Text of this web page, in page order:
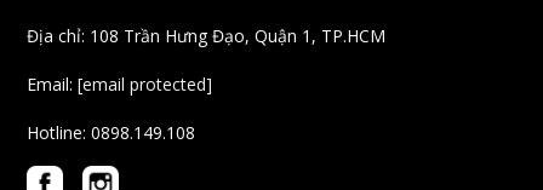
Địa chỉ: 108 Trần Hưng Đạo, Quận 1, TP.HCM
Email:[email protected]
Hotline: 0898.149.108